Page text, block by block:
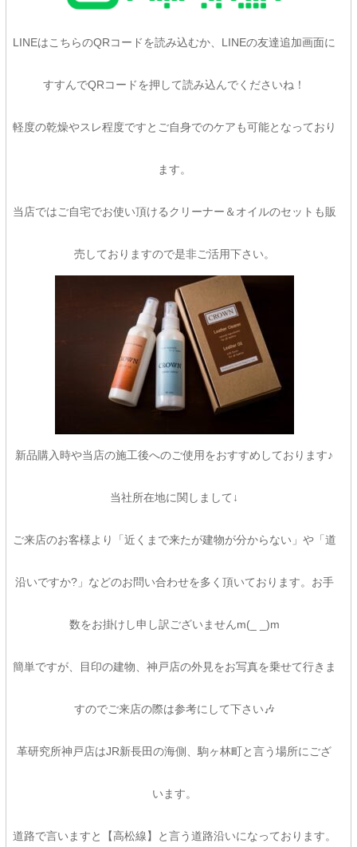
LINEはこちらのQRコードを読み込むか、LINEの友達追加画面に
すすんでQRコードを押して読み込んでくださいね！
軽度の乾燥やスレ程度ですとご自身でのケアも可能となっており
ます。
当店ではご自宅でお使い頂けるクリーナー＆オイルのセットも販
売しておりますので是非ご活用下さい。
新品購入時や当店の施工後へのご使用をおすすめしております♪
当社所在地に関しまして↓
ご来店のお客様より「近くまで来たが建物が分からない」や「道
沿いですか?」などのお問い合わせを多く頂いております。お手
数をお掛けし申し訳ございませんm(_ _)m
簡単ですが、目印の建物、神戸店の外見をお写真を乗せて行きま
すのでご来店の際は参考にして下さい🎶
革研究所神戸店はJR新長田の海側、駒ヶ林町と言う場所にござ
います。
道路で言いますと【高松線】と言う道路沿いになっております。